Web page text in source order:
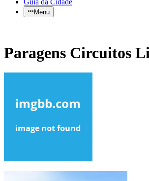
Guia da Cidade
Menu
Paragens Circuitos